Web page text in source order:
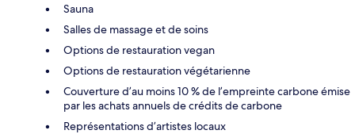
Sauna
Salles de massage et de soins
Options de restauration vegan
Options de restauration végétarienne
Couverture d’au moins 10 % de l’empreinte carbone émise
par les achats annuels de crédits de carbone
Représentations d’artistes locaux